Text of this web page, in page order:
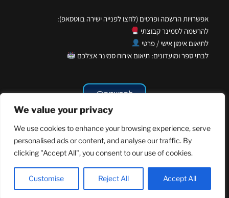
We value your privacy
We use cookies to enhance your browsing experience, serve
personalised ads or content, and analyse our traffic. By
clicking "Accept All", you consent to our use of cookies.
Customise Reject All Accept All
אפשרויות הרשמה ופרטים (לחצו לפנייה ישירה בווטסאפ):
להרשמה לסמינר קבוצתי
לתיאום אימון אישי / פרטי
לבתי ספר ומועדונים: תיאום אירוח סמינר אצלכם
להרשמה
EN